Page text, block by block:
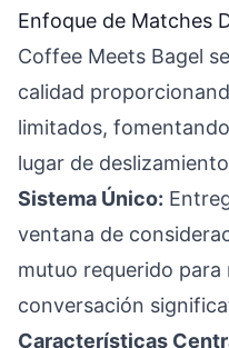
Enfoque de Matches
Coffee Meets Bagel
calidad
limitados,
lugar de
Sistema Único:
ventana de
mutuo requerido para
conversación
Características